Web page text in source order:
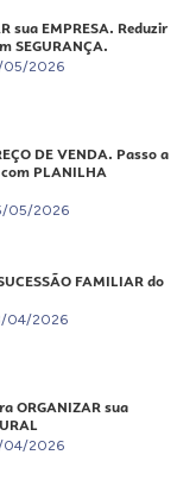
sua EMPRESA. Reduzir
SEGURANÇA.
05/2026
DE VENDA. Passo a
PLANILHA
05/2026
FAMILIAR do
04/2026
ORGANIZAR sua
04/2026